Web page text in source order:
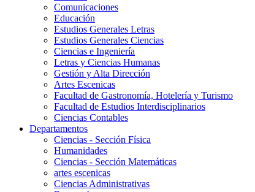
Comunicaciones
Educación
Estudios Generales Letras
Estudios Generales Ciencias
Ciencias e Ingeniería
Letras y Ciencias Humanas
Gestión y Alta Dirección
Artes Escenicas
Facultad de Gastronomía, Hotelería y Turismo
Facultad de Estudios Interdisciplinarios
Ciencias Contables
Departamentos
Ciencias - Sección Física
Humanidades
Ciencias - Sección Matemáticas
artes escenicas
Ciencias Administrativas